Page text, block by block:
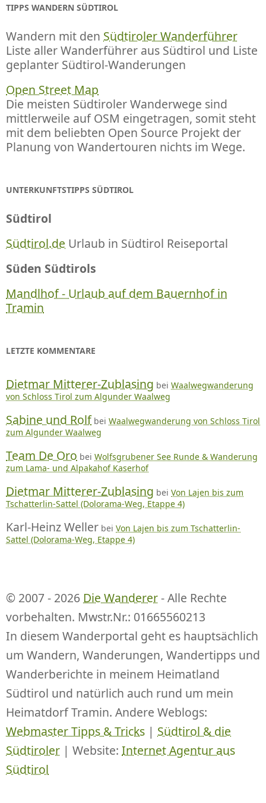
TIPPS WANDERN SÜDTIROL
Wandern mit den Südtiroler Wanderführer
Liste aller Wanderführer aus Südtirol und Liste
geplanter Südtirol-Wanderungen
Open Street Map
Die meisten Südtiroler Wanderwege sind
mittlerweile auf OSM eingetragen, somit steht
mit dem beliebten Open Source Projekt der
Planung von Wandertouren nichts im Wege.
UNTERKUNFTSTIPPS SÜDTIROL
Südtirol
Südtirol.de Urlaub in Südtirol Reiseportal
Süden Südtirols
Mandlhof - Urlaub auf dem Bauernhof in
Tramin
LETZTE KOMMENTARE
Dietmar Mitterer-Zublasing bei Waalwegwanderung
von Schloss Tirol zum Algunder Waalweg
Sabine und Rolf bei Waalwegwanderung von Schloss Tirol
zum Algunder Waalweg
Team De Oro bei Wolfsgrubener See Runde & Wanderung
zum Lama- und Alpakahof Kaserhof
Dietmar Mitterer-Zublasing bei Von Lajen bis zum
Tschatterlin-Sattel (Dolorama-Weg, Etappe 4)
Karl-Heinz Weller bei Von Lajen bis zum Tschatterlin-
Sattel (Dolorama-Weg, Etappe 4)
© 2007 - 2026 Die Wanderer- Alle Rechte
vorbehalten. Mwstr.Nr.: 01665560213
In diesem Wanderportal geht es hauptsächlich
um Wandern, Wanderungen, Wandertipps und
Wanderberichte in meinem Heimatland
Südtirol und natürlich auch rund um mein
Heimatdorf Tramin. Andere Weblogs:
Webmaster Tipps & Tricks | Südtirol & die
Südtiroler | Website: Internet Agentur aus
Südtirol